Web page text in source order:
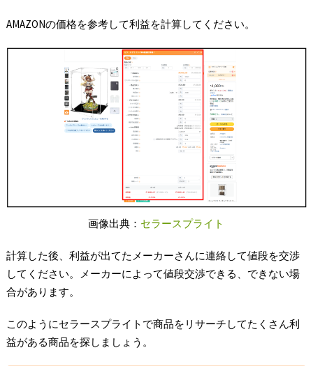
AMAZONの価格を参考して利益を計算してください。
画像出典： セラースプライト
計算した後、利益が出てたメーカーさんに連絡して値段を交渉
してください。メーカーによって値段交渉できる、できない場
合があります。
このようにセラースプライトで商品をリサーチしてたくさん利
益がある商品を探しましょう。